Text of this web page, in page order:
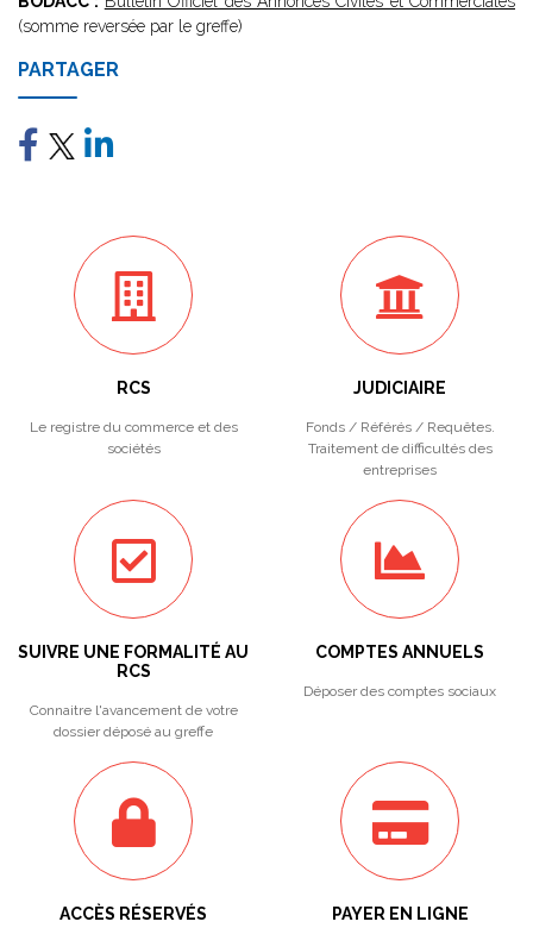
(somme reversée par le greffe)
PARTAGER
RCS
Le registre du commerce et des
sociétés
JUDICIAIRE
Fonds / Référés / Requêtes.
Traitement de difficultés des
entreprises
SUIVRE UNE FORMALITÉ AU
RCS
Connaitre l'avancement de votre
dossier déposé au greffe
COMPTES ANNUELS
Déposer des comptes sociaux
ACCÈS RÉSERVÉS PAYER EN LIGNE